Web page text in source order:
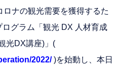
ナの観光需要を獲得するた
グラム「観光 DX 人材育成
光DX講座)」(
2022/)を始動し、本日